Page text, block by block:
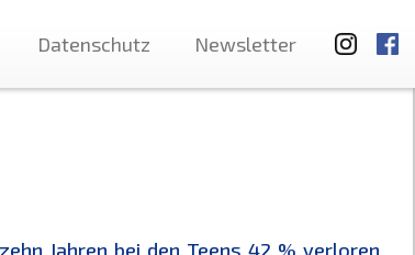
Datenschutz Newsletter
Jahren bei den Teens 42 % verloren